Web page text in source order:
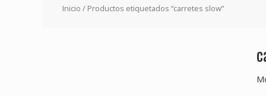
Inicio / Productos etiquetados “carretes slow”